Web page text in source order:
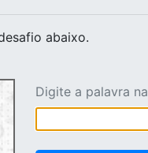
abaixo.
Digite a palavra